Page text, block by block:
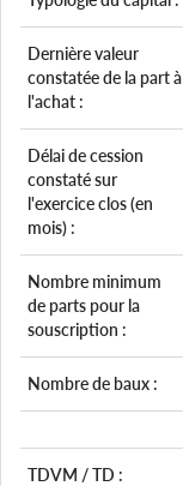
Dernière valeur
constatée de la part à
l'achat :
Délai de cession
constaté sur
l'exercice clos (en
mois) :
Nombre minimum
de parts pour la
souscription :
Nombre de baux :
TDVM / TD :